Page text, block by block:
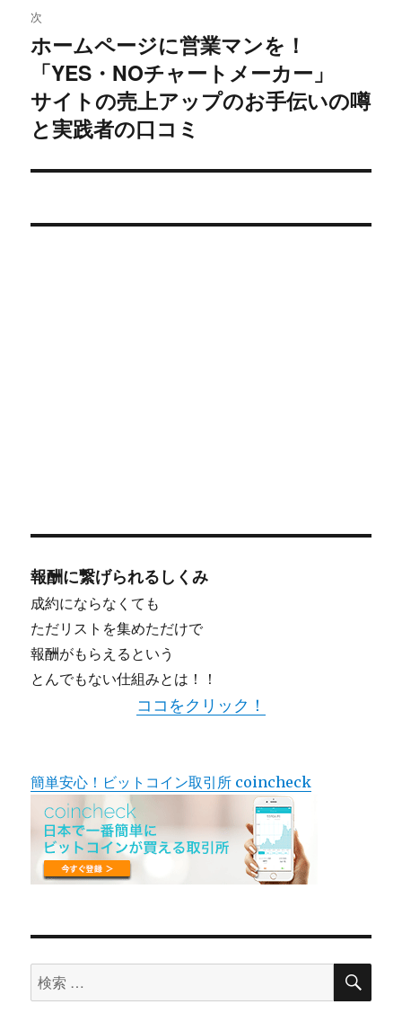
シ
ョ
ン
次
次
の
投
稿:
ホームページに営業マンを！
「YES・NOチャートメーカー」
サイトの売上アップのお手伝いの噂
と実践者の口コミ
報酬に繋げられるしくみ
成約にならなくても
ただリストを集めただけで
報酬がもらえるという
とんでもない仕組みとは！！
ココをクリック！
簡単安心！ビットコイン取引所 coincheck
検
索
検